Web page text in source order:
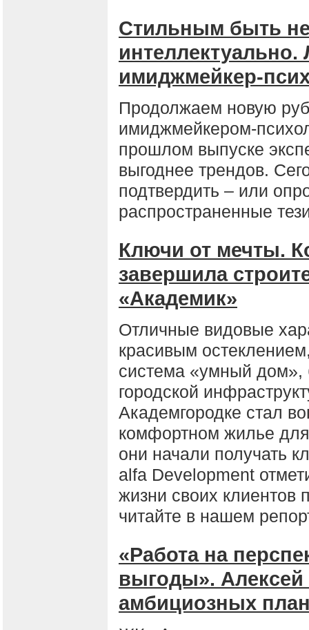
Стильным быть
интеллектуально.
имиджмейкер-
Продолжаем новую
имиджмейкером-
прошлом выпуске
выгоднее трендов.
подтвердить – или
распространенные
Ключи от мечты.
завершила
«Академик»
Отличные видовые
красивым
система «умный дом»,
городской
Академгородке стал
комфортном жилье
они начали получать
alfa Development
жизни своих клиентов
читайте в нашем
«Работа на
выгоды».
амбициозных